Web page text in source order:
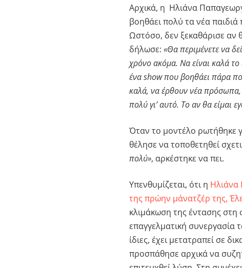
Αρχικά, η Ηλιάνα
βοηθάει πολύ τα νέα
Ωστόσο, δεν ξεκαθάρισε αν
δήλωσε: «Θα περιμένετε να
χρόνο ακόμα. Να είναι καλά το
ένα show που βοηθάει πάρα
καλά, να έρθουν νέα πρόσωπα,
πολύ γι’ αυτό. Το αν θα είμαι
Όταν το μοντέλο ρωτήθηκε
θέλησε να τοποθετηθεί
πολύ», αρκέστηκε να πει.
Υπενθυμίζεται, ότι η Ηλιάνα
της πρώην μάνατζέρ της,
κλιμάκωση της έντασης στη
επαγγελματική συνεργασία
ίδιες, έχει μετατραπεί σε
προσπάθησε αρχικά να